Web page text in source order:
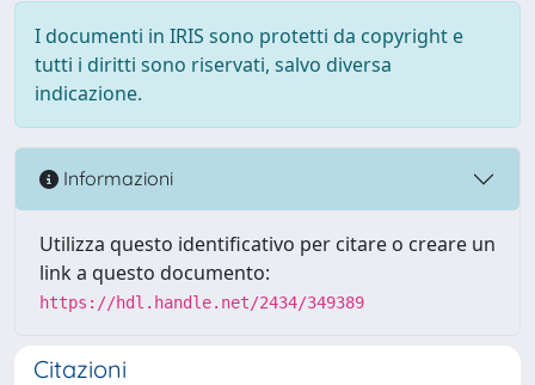
I documenti in IRIS sono protetti da copyright e
tutti i diritti sono riservati, salvo diversa
indicazione.
Informazioni
Utilizza questo identificativo per citare o creare un
link a questo documento:
https://hdl.handle.net/2434/349389
Citazioni